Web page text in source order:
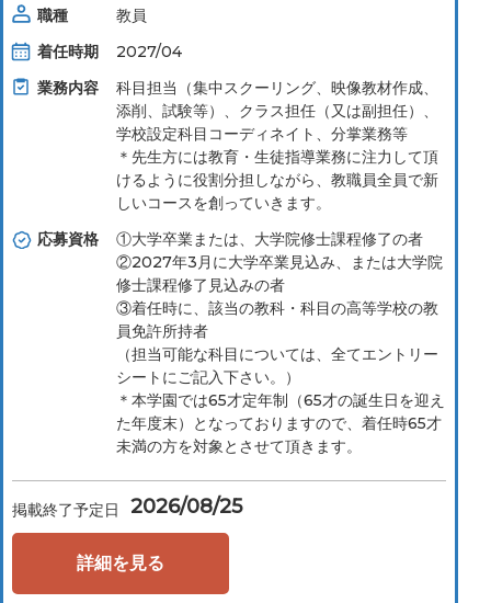
職種
教員
着任時期
2027/04
業務内容
科⽬担当（集中スクーリング、映像教材作成、
添削、試験等）、クラス担任（⼜は副担任）、
学校設定科⽬コーディネイト、分掌業務等
＊先⽣⽅には教育・⽣徒指導業務に注⼒して頂
けるように役割分担しながら、教職員全員で新
しいコースを創っていきます。
応募資格
①大学卒業または、大学院修士課程修了の者
②2027年3月に大学卒業見込み、または大学院
修士課程修了見込みの者
③着任時に、該当の教科・科目の高等学校の教
員免許所持者
（担当可能な科目については、全てエントリー
シートにご記入下さい。）
＊本学園では65才定年制（65才の誕生日を迎え
た年度末）となっておりますので、着任時65才
未満の方を対象とさせて頂きます。
掲載終了予定日 2026/08/25
詳細を見る